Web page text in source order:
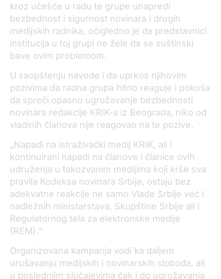
kroz učešće u radu te grupe unapredi
bezbednost i sigurnost novinara i drugih
medijskih radnika, očigledno je da predstavnici
institucija u toj grupi ne žele da se suštinski
bave ovim problemom.
U saopštenju navode i da uprkos njihovim
pozivima da radna grupa hitno reaguje i pokuša
da spreči opasno ugrožavanje bezbednosti
novinara redakcije KRIK-a iz Beograda, niko od
vladinih članova nije reagovao na te pozive.
„Napadi na istraživački medij KRIK, ali i
kontinuirani napadi na članove i članice ovih
udruženja u takozvanim medijima koji krše sva
pravila Kodeksa novinara Srbije, ostaju bez
adekvatne reakcije ne samo Vlade Srbije već i
nadležnih ministarstava, Skupštine Srbije ali i
Regulatornog tela za elektronske medije
(REM).“
Organizovana kampanja vodi ka daljem
urušavanju medijskih i novinarskih sloboda, ali
u poslednjim slučajevima čak i do ugrožavanja